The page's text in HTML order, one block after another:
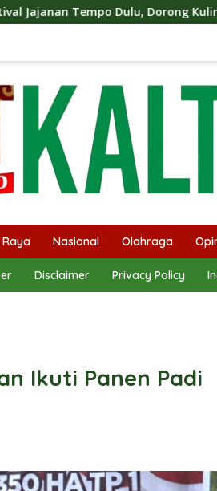
Dorong Kuliner Tradisional Tetap
Nasional Olahraga
Disclaimer Privacy Policy
Ikuti Panen Padi